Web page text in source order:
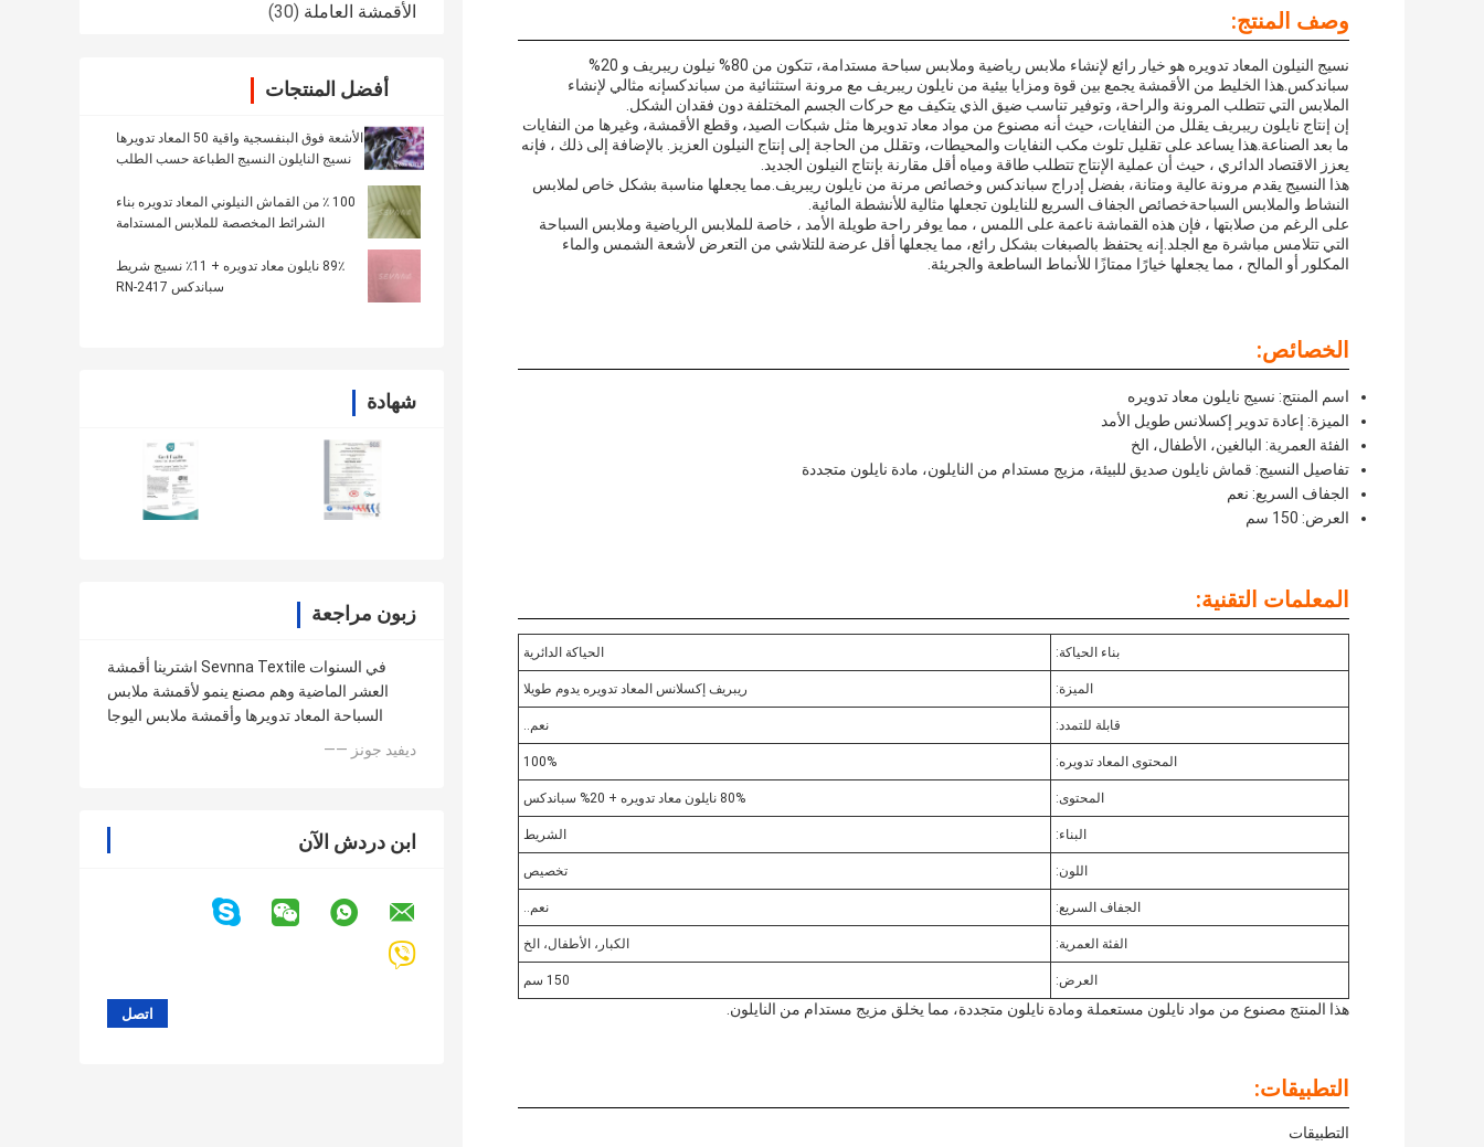
الأقمشة العاملة (30)
أفضل المنتجات
الأشعة فوق البنفسجية واقية 50 المعاد تدويرها
نسيج النايلون النسيج الطباعة حسب الطلب
100 ٪ من القماش النيلوني المعاد تدويره بناء
الشرائط المخصصة للملابس المستدامة
89٪ نايلون معاد تدويره + 11٪ نسيج شريط
سباندكس RN-2417
شهادة
زبون مراجعة
اشترينا أقمشة Sevnna Textile في السنوات
العشر الماضية وهم مصنع ينمو لأقمشة ملابس
السباحة المعاد تدويرها وأقمشة ملابس اليوجا
—— ديفيد جونز
ابن دردش الآن
وصف المنتج:
نسيج النيلون المعاد تدويره هو خيار رائع لإنشاء ملابس رياضية وملابس سباحة مستدامة، تتكون من 80% نيلون ريبريف و 20%
سباندكس.هذا الخليط من الأقمشة يجمع بين قوة ومزايا بيئية من نايلون ريبريف مع مرونة استثنائية من سباندكسإنه مثالي لإنشاء
الملابس التي تتطلب المرونة والراحة، وتوفير تناسب ضيق الذي يتكيف مع حركات الجسم المختلفة دون فقدان الشكل.
إن إنتاج نايلون ريبريف يقلل من النفايات، حيث أنه مصنوع من مواد معاد تدويرها مثل شبكات الصيد، وقطع الأقمشة، وغيرها من النفايات
ما بعد الصناعة.هذا يساعد على تقليل تلوث مكب النفايات والمحيطات، وتقلل من الحاجة إلى إنتاج النيلون العزيز. بالإضافة إلى ذلك ، فإنه
يعزز الاقتصاد الدائري ، حيث أن عملية الإنتاج تتطلب طاقة ومياه أقل مقارنة بإنتاج النيلون الجديد.
هذا النسيج يقدم مرونة عالية ومتانة، بفضل إدراج سباندكس وخصائص مرنة من نايلون ريبريف.مما يجعلها مناسبة بشكل خاص لملابس
النشاط والملابس السباحةخصائص الجفاف السريع للنايلون تجعلها مثالية للأنشطة المائية.
على الرغم من صلابتها ، فإن هذه القماشة ناعمة على اللمس ، مما يوفر راحة طويلة الأمد ، خاصة للملابس الرياضية وملابس السباحة
التي تتلامس مباشرة مع الجلد.إنه يحتفظ بالصبغات بشكل رائع، مما يجعلها أقل عرضة للتلاشي من التعرض لأشعة الشمس والماء
المكلور أو المالح ، مما يجعلها خيارًا ممتازًا للأنماط الساطعة والجريئة.
الخصائص:
اسم المنتج: نسيج نايلون معاد تدويره
الميزة: إعادة تدوير إكسلانس طويل الأمد
الفئة العمرية: البالغين، الأطفال، الخ
تفاصيل النسيج: قماش نايلون صديق للبيئة، مزيج مستدام من النايلون، مادة نايلون متجددة
الجفاف السريع: نعم
العرض: 150 سم
المعلمات التقنية:
بناء الحياكة: الحياكة الدائرية
الميزة: ريبريف إكسلانس المعاد تدويره يدوم طويلا
قابلة للتمدد: نعم..
المحتوى المعاد تدويره: 100%
المحتوى: 80% نايلون معاد تدويره + 20% سباندكس
البناء: الشريط
اللون: تخصيص
الجفاف السريع: نعم..
الفئة العمرية: الكبار، الأطفال، الخ
العرض: 150 سم
هذا المنتج مصنوع من مواد نايلون مستعملة ومادة نايلون متجددة، مما يخلق مزيج مستدام من النايلون.
التطبيقات:
التطبيقات